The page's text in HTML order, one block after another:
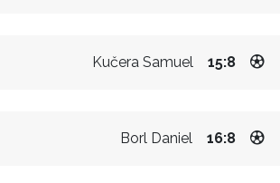
Kučera Samuel 15:8
Borl Daniel 16:8